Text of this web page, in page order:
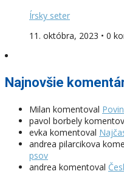
Írsky seter
11. októbra, 2023 • 0
Najnovšie
Milan komentoval
pavol borbely
evka komentoval
andrea pilarcikova
psov
andrea komentoval